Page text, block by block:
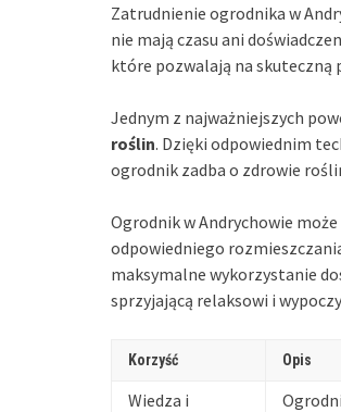
Zatrudnienie ogrodnika w
nie mają czasu ani
które pozwalają na skuteczną
Jednym z najważniejszych
roślin. Dzięki odpowiednim
ogrodnik zadba o zdrowie
Ogrodnik w Andrychowie
odpowiedniego
maksymalne wykorzystanie
sprzyjającą relaksowi i
Korzyść Opis
Wiedza i